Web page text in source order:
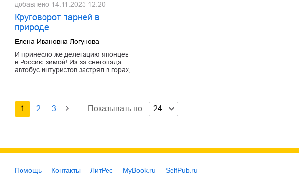
добавлено 14.11.2023 12:20
Круговорот парней в
природе
Елена Ивановна Логунова
И принесло же делегацию японцев
в Россию зимой! Из-за снегопада
автобус интуристов застрял в горах,
1 2 3 Показывать по: 24
Помощь Контакты ЛитРес MyBook.ru SelfPub.ru